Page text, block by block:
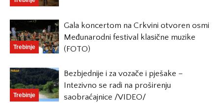
Trebinje
Gala koncertom na Crkvini otvoren osmi
Međunarodni festival klasične muzike
(FOTO)
Trebinje
Bezbjednije i za vozače i pješake –
Intezivno se radi na proširenju
saobraćajnice /VIDEO/